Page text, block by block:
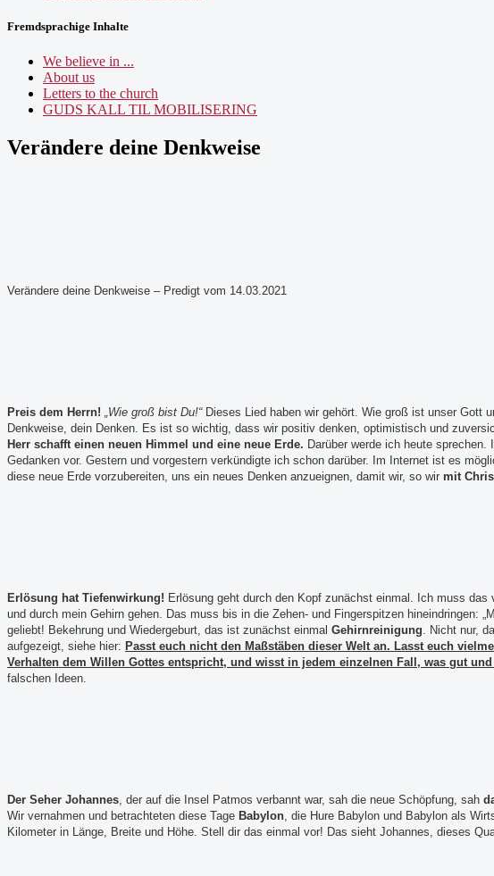
Fremdsprachige Inhalte
We believe in ...
About us
Letters to the church
GUDS KALL TIL MOBILISERING
Verändere deine Denkweise
Verändere deine Denkweise – Predigt vom 14.03.2021
Preis dem Herrn! „Wie groß bist Du!“Dieses Lied haben wir gehört. Wie groß ist unser Gott
Denkweise, dein Denken. Es ist so wichtig, dass wir positiv denken, optimistisch und
Herr schafft einen neuen Himmel und eine neue Erde. Darüber werde ich heute
Gedanken vor. Gestern und vorgestern verkündigte ich schon darüber. Im Internet ist es
diese neue Erde vorzubereiten, uns ein neues Denken anzueignen, damit wir, so wir mit
Erlösung hat Tiefenwirkung! Erlösung geht durch den Kopf zunächst einmal. Ich muss
und durch mein Gehirn gehen. Das muss bis in die Zehen- und Fingerspitzen hineindringen:
geliebt! Bekehrung und Wiedergeburt, das ist zunächst einmal Gehirnreinigung. Nicht nur,
aufgezeigt, siehe hier: Passt euch nicht den Maßstäben dieser Welt an. Lasst euch
Verhalten dem Willen Gottes entspricht, und wisst in jedem einzelnen Fall, was gut
falschen Ideen.
Der Seher Johannes, der auf die Insel Patmos verbannt war, sah die neue Schöpfung, sah
Wir vernahmen und betrachteten diese Tage Babylon, die Hure Babylon und Babylon als
Kilometer in Länge, Breite und Höhe. Stell dir das einmal vor! Das sieht Johannes, dieses